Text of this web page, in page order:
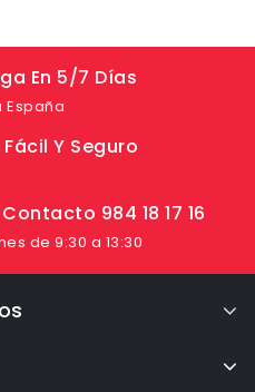
En 5/7 Días
España
Y Seguro
984 18 17 16
de 9:30 a 13:30